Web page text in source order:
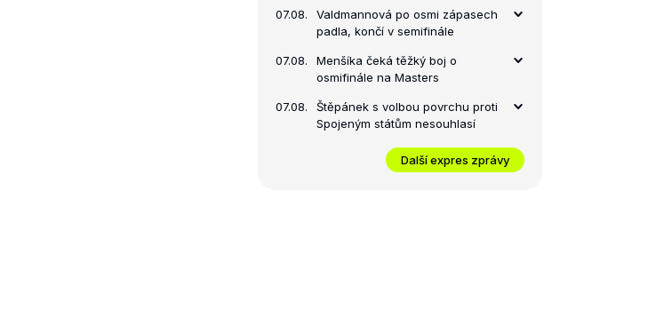
07.08.
Valdmannová po osmi zápasech
padla, končí v semifinále
07.08.
Menšíka čeká těžký boj o
osmifinále na Masters
07.08.
Štěpánek s volbou povrchu proti
Spojeným státům nesouhlasí
Další expres zprávy